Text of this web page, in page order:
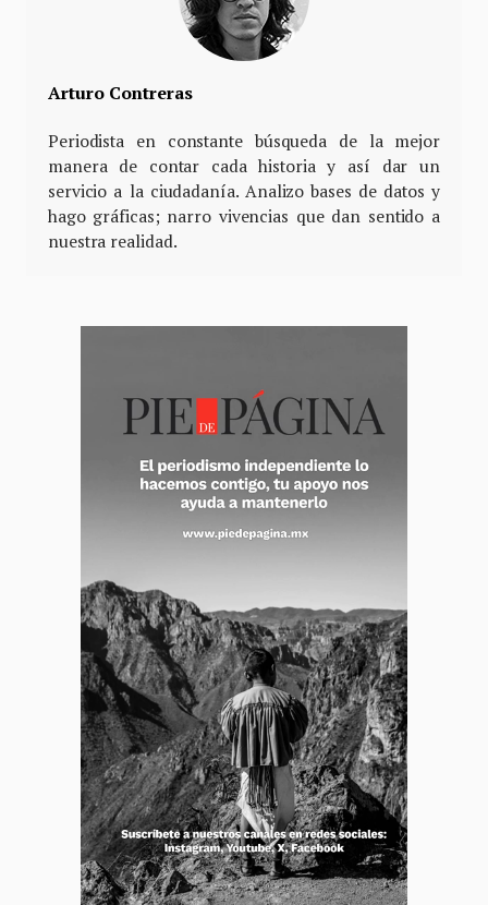
Arturo Contreras
Periodista en constante búsqueda de la mejor
manera de contar cada historia y así dar un
servicio a la ciudadanía. Analizo bases de datos y
hago gráficas; narro vivencias que dan sentido a
nuestra realidad.